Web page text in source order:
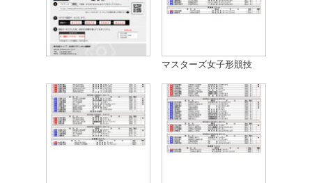
マスターズ女子形競技